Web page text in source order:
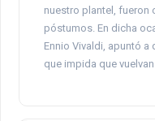
nuestro plantel,
póstumos. En dicha
Ennio Vivaldi, apuntó a
que impida que